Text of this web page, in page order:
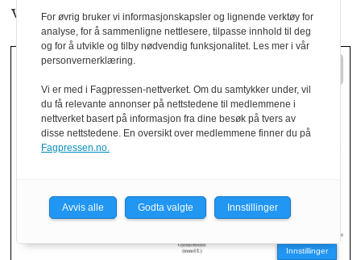
vurderingene av figur 3.
Innstillinger
For øvrig bruker vi informasjonskapsler og lignende verktøy for
analyse, for å sammenligne nettlesere, tilpasse innhold til deg
og for å utvikle og tilby nødvendig funksjonalitet. Les mer i vår
personvernerklæring.
Vi er med i Fagpressen-nettverket. Om du samtykker under, vil
du få relevante annonser på nettstedene til medlemmene i
nettverket basert på informasjon fra dine besøk på tvers av
disse nettstedene. En oversikt over medlemmene finner du på
Fagpressen.no.
Avvis alle Godta valgte Innstillinger